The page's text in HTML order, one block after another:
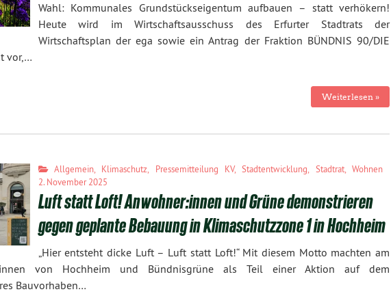
Wahl: Kommunales Grundstückseigentum aufbauen – statt verhökern!
Heute wird im Wirtschaftsausschuss des Erfurter Stadtrats der
Wirtschaftsplan der ega sowie ein Antrag der Fraktion BÜNDNIS 90/DIE
vor,…
Weiterlesen »
Allgemein, Klimaschutz, Pressemitteilung KV,Stadtentwicklung, Stadtrat,Wohnen
2. November 2025
Luft statt Loft! Anwohner:innen und Grüne demonstrieren
gegen geplante Bebauung in Klimaschutzzone 1 in Hochheim
„Hier entsteht dicke Luft – Luft statt Loft!“ Mit diesem Motto machten am
von Hochheim und Bündnisgrüne als Teil einer Aktion auf dem
Bauvorhaben…